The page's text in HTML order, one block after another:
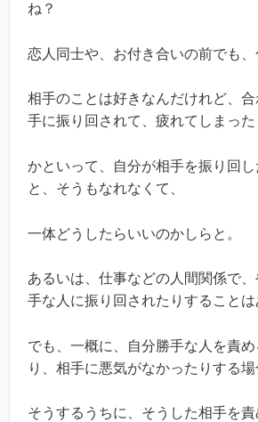
ね？
恋人同士や、お付き合いの前でも、
相手のことは好きなんだけれど、
手に振り回されて、疲れてしまった
かといって、自分が相手を振り回し
と、そうもなれなくて、
一体どうしたらいいのかしらと。
あるいは、仕事などの人間関係で
手な人に振り回されたりすることは
でも、一概に、自分勝手な人を責
り、相手に悪気がなかったりする場
そうするうちに、そうした相手を